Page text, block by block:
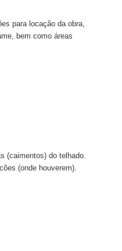
para locação da obra,
bem como áreas
(caimentos) do telhado.
(onde houverem).